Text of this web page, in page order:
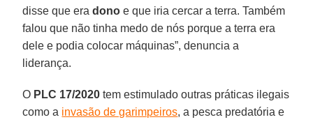
disse que eradono e que iria cercar a terra. Também
falou que não tinha medo de nós porque a terra era
dele e podia colocar máquinas”, denuncia a
liderança.
O PLC 17/2020 tem estimulado outras práticas ilegais
como a invasão de garimpeiros, a pesca predatória e